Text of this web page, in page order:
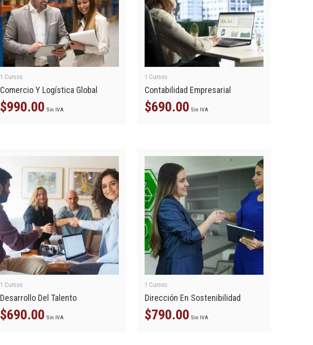
1 Cursos
Comercio Y Logística Global
$990.00 Sin IVA
1 Cursos
Contabilidad Empresarial
$690.00 Sin IVA
1 Cursos
Desarrollo Del Talento
$690.00 Sin IVA
1 Cursos
Dirección En Sostenibilidad
$790.00 Sin IVA